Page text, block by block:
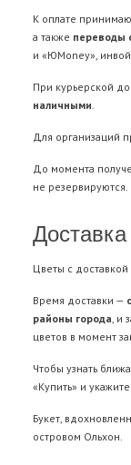
К оплате
а также переводы
и «ЮMoney»,
При курьерской
наличными.
Для организаций
До момента
не резервируются.
Доставка
Цветы с доставкой
Время доставки —
районы города, и
цветов в момент
Чтобы узнать
«Купить» и
Букет,
островом Ольхон.